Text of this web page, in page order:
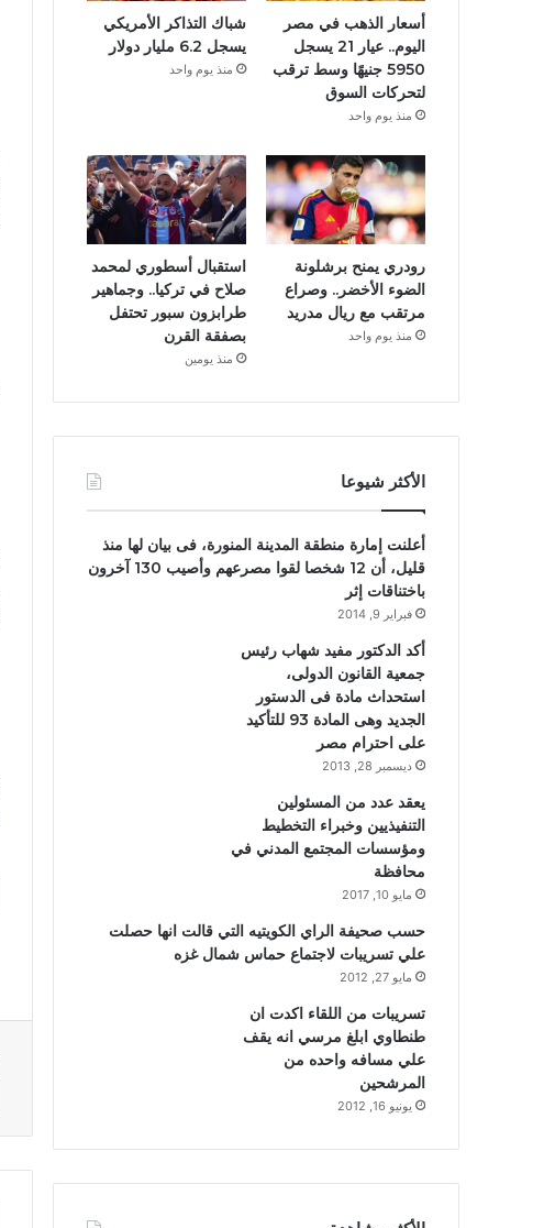
أسعار الذهب في مصر
اليوم.. عيار 21 يسجل
5950 جنيهًا وسط ترقب
لتحركات السوق
منذ يوم واحد
شباك التذاكر الأمريكي
يسجل 6.2 مليار دولار
منذ يوم واحد
رودري يمنح برشلونة
الضوء الأخضر.. وصراع
مرتقب مع ريال مدريد
منذ يوم واحد
استقبال أسطوري لمحمد
صلاح في تركيا.. وجماهير
طرابزون سبور تحتفل
بصفقة القرن
منذ يومين
الأكثر شيوعا
أعلنت إمارة منطقة المدينة المنورة، فى بيان لها منذ
قليل، أن 12 شخصا لقوا مصرعهم وأصيب 130 آخرون
باختناقات إثر
فبراير 9, 2014
أكد الدكتور مفيد شهاب رئيس
جمعية القانون الدولى،
استحداث مادة فى الدستور
الجديد وهى المادة 93 للتأكيد
على احترام مصر
ديسمبر 28, 2013
يعقد عدد من المسئولين
التنفيذيين وخبراء التخطيط
ومؤسسات المجتمع المدني في
محافظة
مايو 10, 2017
حسب صحيفة الراي الكويتيه التي قالت انها حصلت
علي تسريبات لاجتماع حماس شمال غزه
مايو 27, 2012
تسريبات من اللقاء اكدت ان
طنطاوي ابلغ مرسي انه يقف
علي مسافه واحده من
المرشحين
يونيو 16, 2012